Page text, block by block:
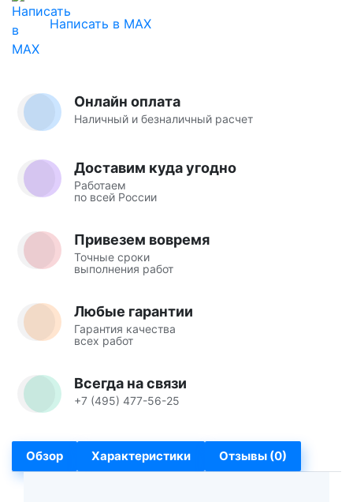
Написать в MAX
Онлайн оплата
Наличный и безналичный расчет
Доставим куда угодно
Работаем
по всей России
Привезем вовремя
Точные сроки
выполнения работ
Любые гарантии
Гарантия качества
всех работ
Всегда на связи
+7 (495) 477-56-25
Обзор Характеристики Отзывы (0)